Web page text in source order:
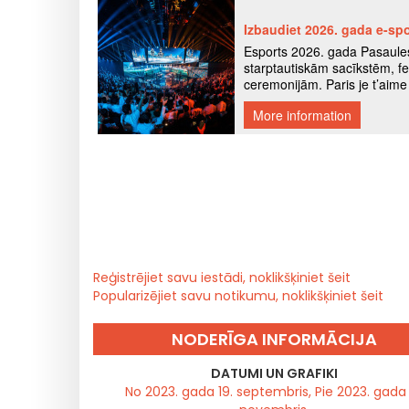
Reģistrējiet savu iestādi, noklikšķiniet šeit
Popularizējiet savu notikumu, noklikšķiniet šeit
NODERĪGA INFORMĀCIJA
DATUMI UN GRAFIKI
No 2023. gada 19. septembris, Pie 2023. gada